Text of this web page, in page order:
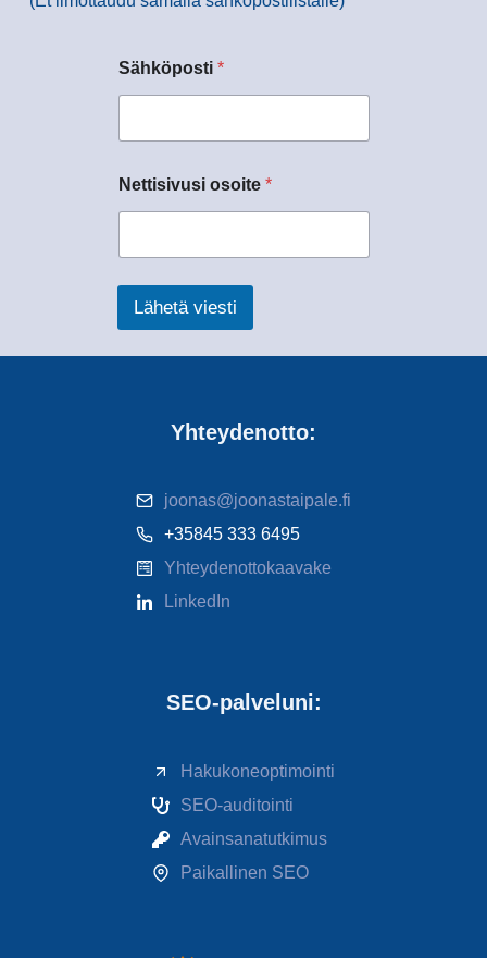
Sähköposti *
Nettisivusi osoite *
Lähetä viesti
Yhteydenotto:
joonas@joonastaipale.fi
+35845 333 6495
Yhteydenottokaavake
LinkedIn
SEO-palveluni:
Hakukoneoptimointi
SEO-auditointi
Avainsanatutkimus
Paikallinen SEO